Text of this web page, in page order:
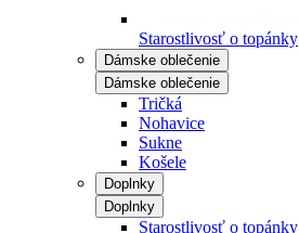
Starostlivosť o topánky
Dámske oblečenie
Dámske oblečenie
Tričká
Nohavice
Sukne
Košele
Doplnky
Doplnky
Starostlivosť o topánky